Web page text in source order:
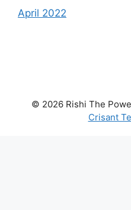
April 2022
© 2026 Rishi The
Crisant